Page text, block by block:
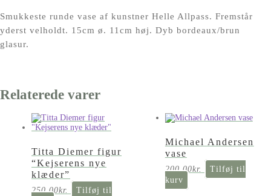
Smukkeste runde vase af kunstner Helle Allpass. Fremstår
yderst velholdt. 15cm ø. 11cm høj. Dyb bordeaux/brun
glasur.
Relaterede varer
Titta Diemer figur
“Kejserens nye
klæder”
250,00kr.
Tilføj til
Michael Andersen
vase
200,00kr.
Tilføj til
kurv